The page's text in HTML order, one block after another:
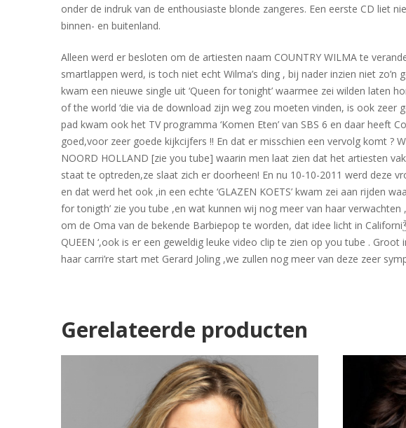
onder de indruk van de enthousiaste blonde zangeres. Een eerste CD liet
binnen- en buitenland.
Alleen werd er besloten om de artiesten naam COUNTRY WILMA te
smartlappen werd, is toch niet echt Wilma’s ding , bij nader inzien niet
kwam een nieuwe single uit ‘Queen for tonight’ waarmee zei wilden laten
of the world ‘die via de download zijn weg zou moeten vinden, is ook zeer
pad kwam ook het TV programma ‘Komen Eten’ van SBS 6 en daar
goed,voor zeer goede kijkcijfers !! En dat er misschien een vervolg komt ?
NOORD HOLLAND [zie you tube] waarin men laat zien dat het artiesten
staat te optreden,ze slaat zich er doorheen! En nu 10-10-2011 werd deze
en dat werd het ook ,in een echte ‘GLAZEN KOETS’ kwam zei aan rijden
for tonigth’ zie you tube ,en wat kunnen wij nog meer van haar
om de Oma van de bekende Barbiepop te worden, dat idee licht in
QUEEN ‘,ook is er een geweldig leuke video clip te zien op you tube .
haar carri’re start met Gerard Joling ,we zullen nog meer van deze zeer
Gerelateerde producten